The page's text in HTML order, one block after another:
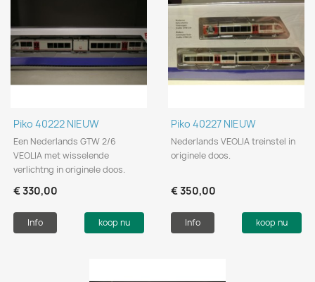
Piko 40222 NIEUW
Een Nederlands GTW 2/6
VEOLIA met wisselende
verlichtng in originele doos.
€ 330,00
Info koop nu
Piko 40227 NIEUW
Nederlands VEOLIA treinstel in
originele doos.
€ 350,00
Info koop nu